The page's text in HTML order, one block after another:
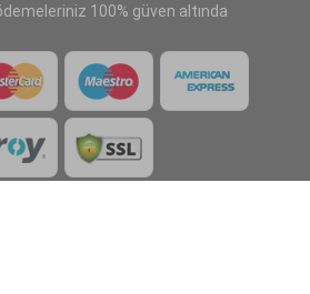
100% güven altında